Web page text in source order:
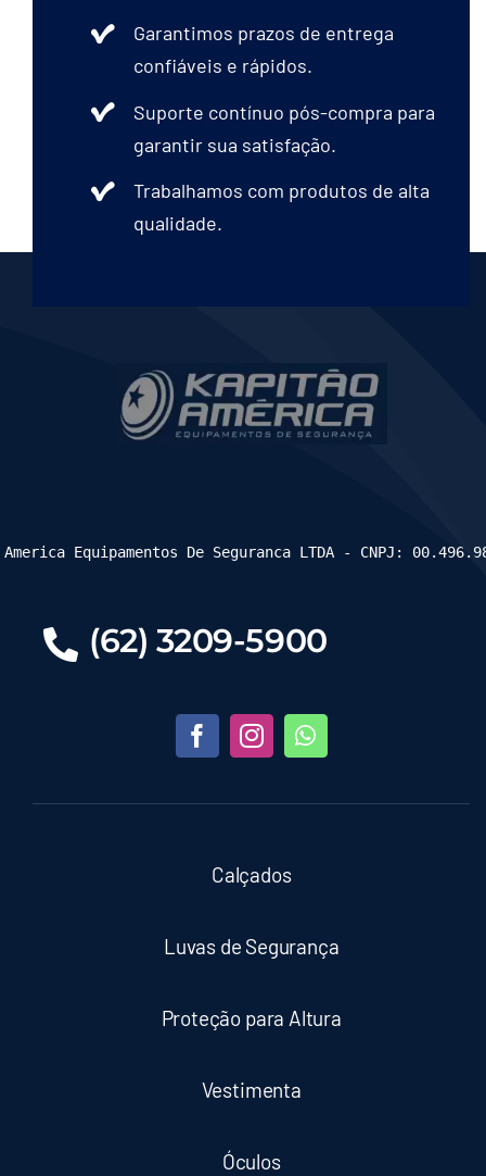
Garantimos prazos de entrega
confiáveis e rápidos.
Suporte contínuo pós-compra para
garantir sua satisfação.
Trabalhamos com produtos de alta
qualidade.
(62) 3209-5900
Calçados
Luvas de Segurança
Proteção para Altura
Vestimenta
Óculos
Equipamentos De Seguranca LTDA - CNPJ: